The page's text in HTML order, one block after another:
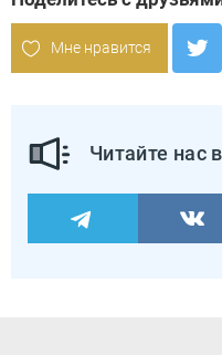
Мне нравится
Читайте нас